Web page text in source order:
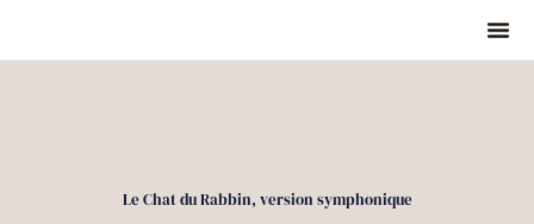
Le Chat du Rabbin, version symphonique